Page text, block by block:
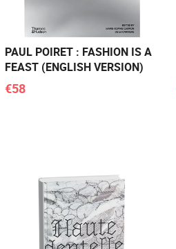
PAUL POIRET : FASHION IS A
FEAST (ENGLISH VERSION)
€58